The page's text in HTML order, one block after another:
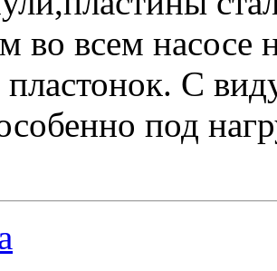
во всем насосе
пластонок. С
под